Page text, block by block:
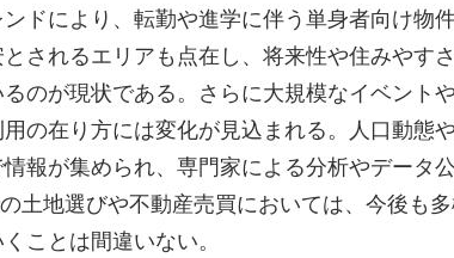
ドにより、転勤や進学に伴う単身者向け物
されるエリアも点在し、将来性や住みやす
のが現状である。さらに大規模なイベント
の在り方には変化が見込まれる。人口動態
報が集められ、専門家による分析やデータ
土地選びや不動産売買においては、今後も
ことは間違いない。